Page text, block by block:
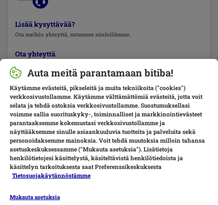
Lisää kysyttävää?
Ota meihin yhteyttä, autamme mielellämme.
Ota yhteyttä
Auta meitä parantamaan bitiba!
Käytämme evästeitä, pikseleitä ja muita tekniikoita ("cookies")
verkkosivustollamme. Käytämme välttämättömiä evästeitä, jotta voit
selata ja tehdä ostoksia verkkosivustollamme. Suostumuksellasi
voimme sallia suorituskyky-, toiminnalliset ja markkinointievästeet
parantaaksemme kokemustasi verkkosivustollamme ja
näyttääksemme sinulle asiaankuuluvia tuotteita ja palveluita sekä
personoidaksemme mainoksia. Voit tehdä muutoksia milloin tahansa
asetuskeskuksessamme ("Mukauta asetuksia"). Lisätietoja
henkilötietojesi käsittelystä, käsiteltävistä henkilötiedoista ja
käsittelyn tarkoituksesta saat Preferenssikeskuksesta
Tietosuojakäytännöstämme
Mukauta asetuksia